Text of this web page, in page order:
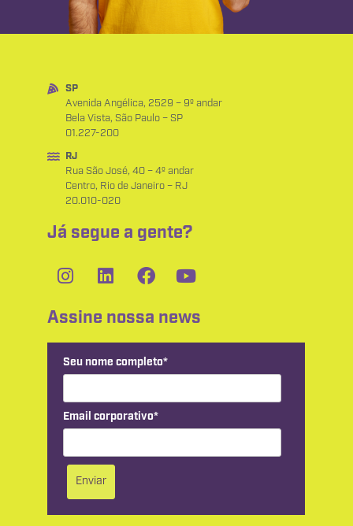
SP
Avenida Angélica, 2529 – 9º andar
Bela Vista, São Paulo – SP
01.227-200
RJ
Rua São José, 40 – 4º andar
Centro, Rio de Janeiro – RJ
20.010-020
Já segue a gente?
Assine nossa news
Seu nome completo*
Email corporativo*
Enviar